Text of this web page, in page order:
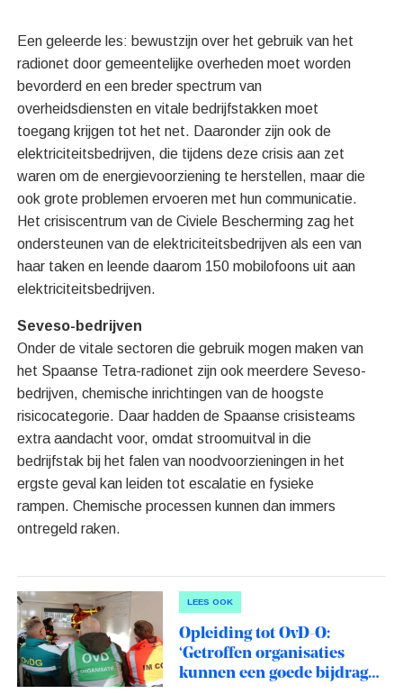
Een geleerde les: bewustzijn over het gebruik van het
radionet door gemeentelijke overheden moet worden
bevorderd en een breder spectrum van
overheidsdiensten en vitale bedrijfstakken moet
toegang krijgen tot het net. Daaronder zijn ook de
elektriciteitsbedrijven, die tijdens deze crisis aan zet
waren om de energievoorziening te herstellen, maar die
ook grote problemen ervoeren met hun communicatie.
Het crisiscentrum van de Civiele Bescherming zag het
ondersteunen van de elektriciteitsbedrijven als een van
haar taken en leende daarom 150 mobilofoons uit aan
elektriciteitsbedrijven.
Seveso-bedrijven
Onder de vitale sectoren die gebruik mogen maken van
het Spaanse Tetra-radionet zijn ook meerdere Seveso-
bedrijven, chemische inrichtingen van de hoogste
risicocategorie. Daar hadden de Spaanse crisisteams
extra aandacht voor, omdat stroomuitval in die
bedrijfstak bij het falen van noodvoorzieningen in het
ergste geval kan leiden tot escalatie en fysieke
rampen. Chemische processen kunnen dan immers
ontregeld raken.
LEES OOK
Opleiding tot OvD-O:
‘Getroffen organisaties
kunnen een goede bijdrage